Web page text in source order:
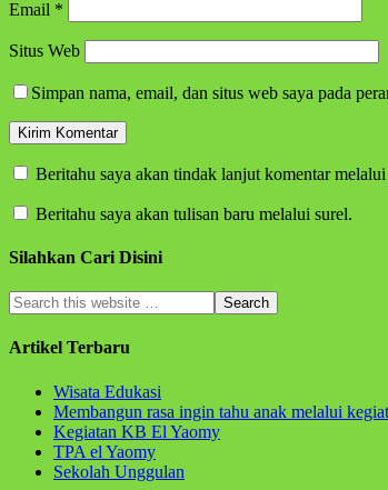
Email *
Situs Web
Simpan nama, email, dan situs web saya pada
Beritahu saya akan tindak lanjut komentar melalui
Beritahu saya akan tulisan baru melalui surel.
Silahkan Cari Disini
Artikel Terbaru
Wisata Edukasi
Membangun rasa ingin tahu anak melalui
Kegiatan KB El Yaomy
TPA el Yaomy
Sekolah Unggulan